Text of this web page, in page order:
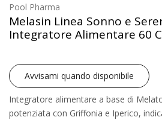
Pool Pharma
Melasin Linea Sonno e
Integratore Alimentare 60
Avvisami quando disponibile
Integratore alimentare a base di
potenziata con Griffonia e Iperico,